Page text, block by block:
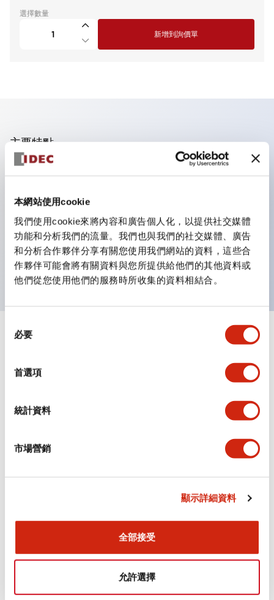
本網站使用cookie
我們使用cookie來將內容和廣告個人化，以提供社交媒體
功能和分析我們的流量。我們也與我們的社交媒體、廣告
和分析合作夥伴分享有關您使用我們網站的資料，這些合
作夥伴可能會將有關資料與您所提供給他們的其他資料或
他們從您使用他們的服務時所收集的資料相結合。
必要
首選項
統計資料
市場營銷
顯示詳細資料
全部接受
允許選擇
選擇數量
新增到詢價單
主要特點
可進行集合密著安裝，接觸單元的拆裝在集合密著安裝時
採用刺刀機構的鎖定桿拆裝方式的分離結構。
保護結構為防噴流型，IP65（IEC 60529）。（蜂鳴器
為密閉型）
UL、CSA認證品及符合EN標準品。（蜂鳴器除外）
規格 顯示全部+
環境規範
認證與標準